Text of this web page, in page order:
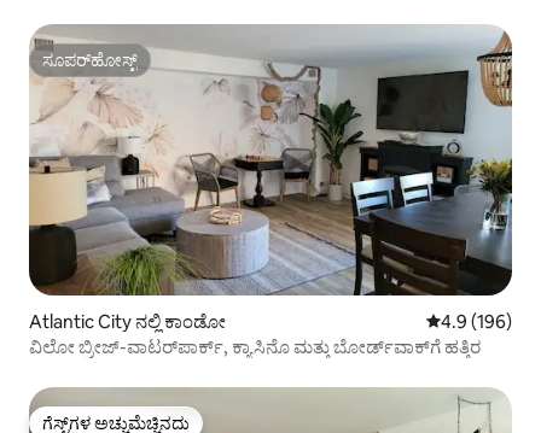
ಸೂಪರ್‌ಹೋಸ್ಟ್
ಸೂಪರ್‌ಹೋಸ್ಟ್
Atlantic City ನಲ್ಲಿ ಕಾಂಡೋ 5 ರಲ್ಲಿ 4.9
4.9 (196)
ವಿಲೋ ಬ್ರೀಜ್-ವಾಟರ್‌ಪಾರ್ಕ್, ಕ್ಯಾಸಿನೊ ಮತ್ತು ಬೋರ್ಡ್‌ವಾಕ್‌ಗೆ ಹತ್ತಿರ
ಗೆಸ್ಟ್‌ಗಳ ಅಚ್ಚುಮೆಚ್ಚಿನದು